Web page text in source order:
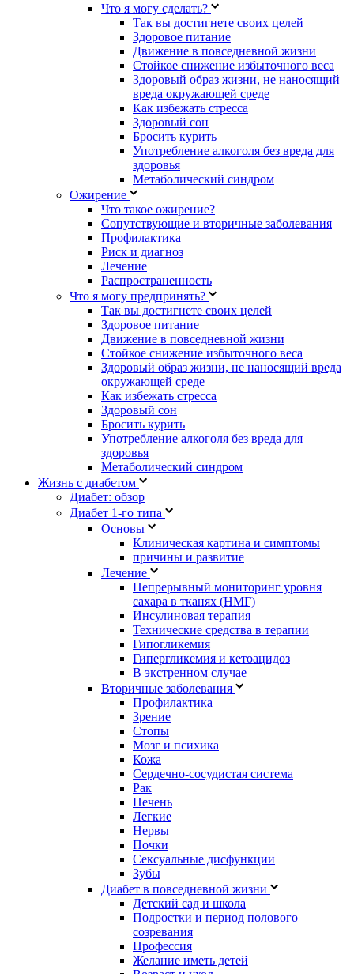
Что я могу сделать?
Так вы достигнете своих целей
Здоровое питание
Движение в повседневной жизни
Стойкое снижение избыточного веса
Здоровый образ жизни, не наносящий
вреда окружающей среде
Как избежать стресса
Здоровый сон
Бросить курить
Употребление алкоголя без вреда для
здоровья
Метаболический синдром
Ожирение
Что такое ожирение?
Сопутствующие и вторичные заболевания
Профилактика
Риск и диагноз
Лечение
Распространенность
Что я могу предпринять?
Так вы достигнете своих целей
Здоровое питание
Движение в повседневной жизни
Стойкое снижение избыточного веса
Здоровый образ жизни, не наносящий вреда
окружающей среде
Как избежать стресса
Здоровый сон
Бросить курить
Употребление алкоголя без вреда для
здоровья
Метаболический синдром
Жизнь с диабетом
Диабет: обзор
Диабет 1-го типа
Основы
Клиническая картина и симптомы
причины и развитие
Лечение
Непрерывный мониторинг уровня
сахара в тканях (НМГ)
Инсулиновая терапия
Технические средства в терапии
Гипогликемия
Гипергликемия и кетоацидоз
В экстренном случае
Вторичные заболевания
Профилактика
Зрение
Стопы
Мозг и психика
Кожа
Сердечно-сосудистая система
Рак
Печень
Легкие
Нервы
Почки
Сексуальные дисфункции
Зубы
Диабет в повседневной жизни
Детский сад и школа
Подростки и период полового
созревания
Профессия
Желание иметь детей